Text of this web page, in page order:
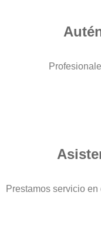
Prestamos servicio